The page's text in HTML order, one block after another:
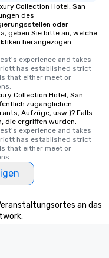
a way to try some of
in the city and dive
cuisines and dishes.
selected dishes are
delight any palate. Tours Available
from Day to Night
group experience,
key. Whether you
business hours or
after work, we can
you to provide
You Like Along with
scheduling, Lip
durations. Our
Collection Hotel, San
des
oder
geben Sie bitte an, welche
herangezogen
experience and takes
has established strict
that either meet or
Collection Hotel, San
zugänglichen
Aufzüge, usw.)? Falls
die ergriffen wurden.
experience and takes
has established strict
that either meet or
an das